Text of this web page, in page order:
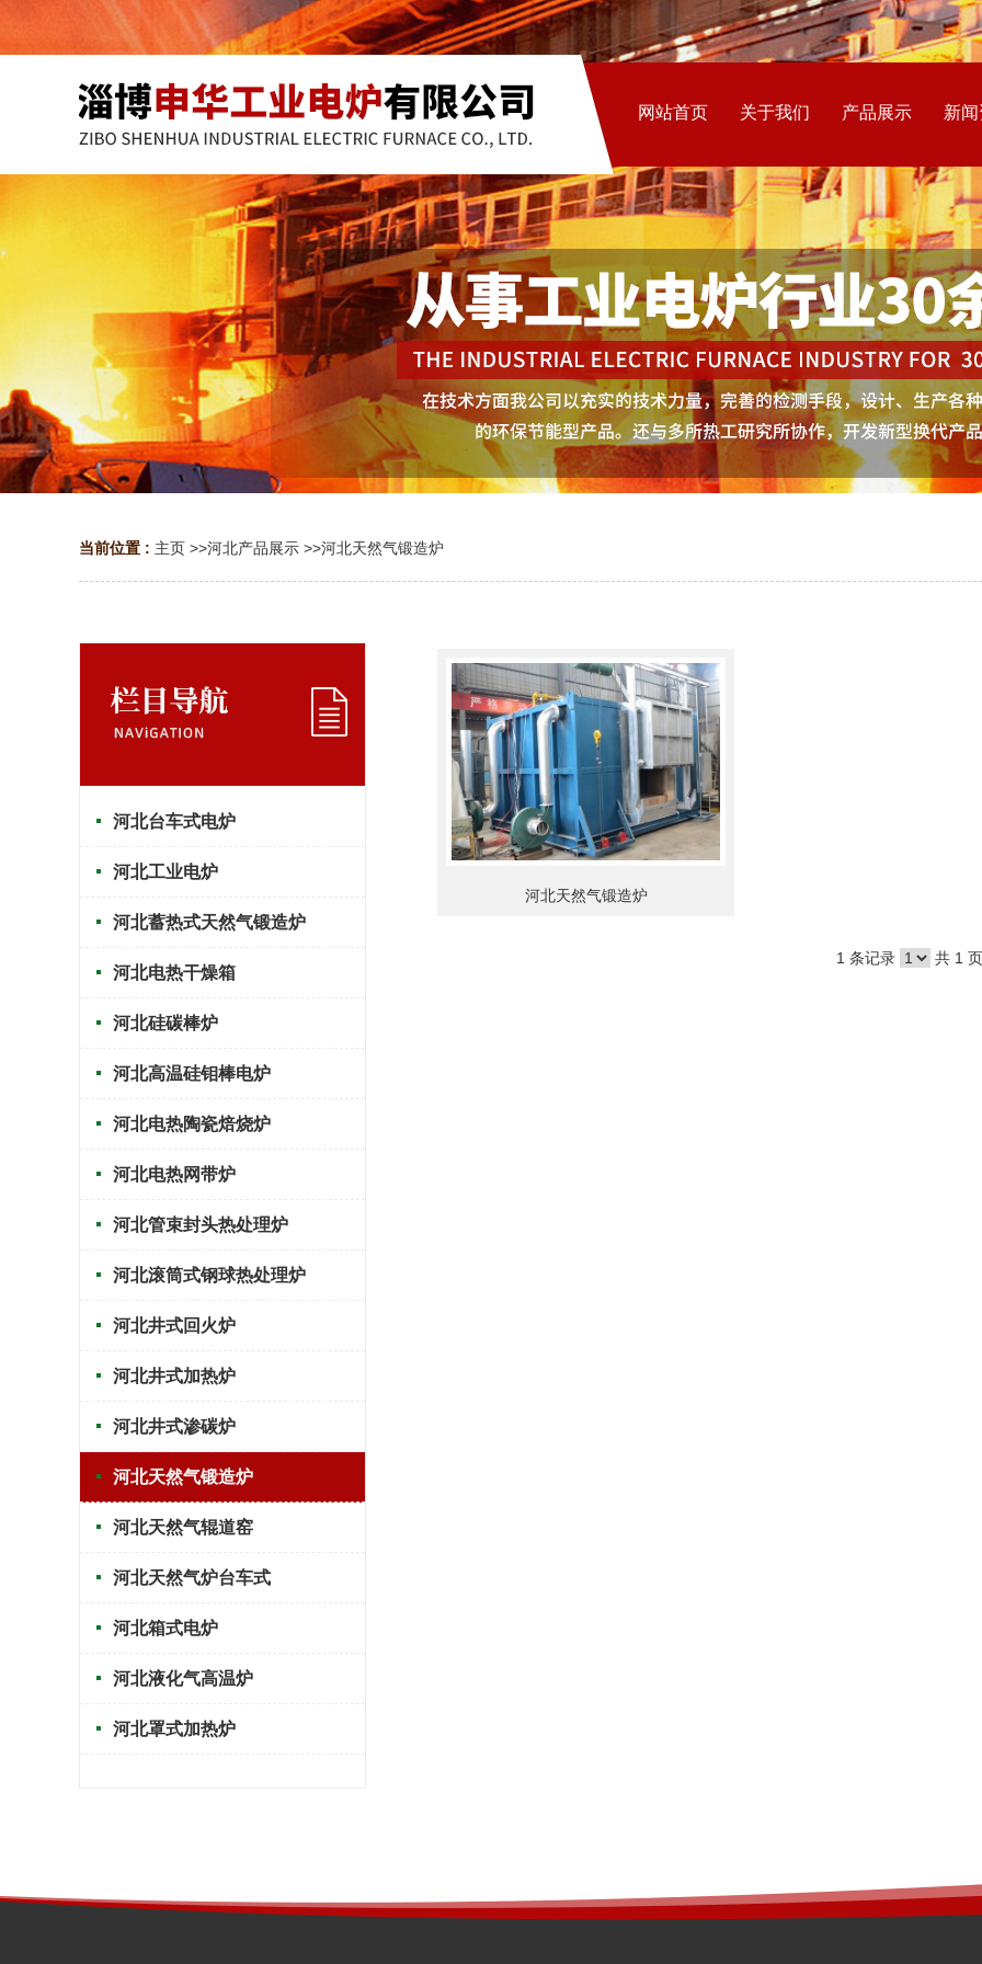
网站首页 关于我们 产品展示 新
当前位置 : 主页 >>河北产品展示 >>河北天然气锻造炉
河北台车式电炉
河北工业电炉
河北蓄热式天然气锻造炉
河北电热干燥箱
河北硅碳棒炉
河北高温硅钼棒电炉
河北电热陶瓷焙烧炉
河北电热网带炉
河北管束封头热处理炉
河北滚筒式钢球热处理炉
河北井式回火炉
河北井式加热炉
河北井式渗碳炉
河北天然气锻造炉
河北天然气辊道窑
河北天然气炉台车式
河北箱式电炉
河北液化气高温炉
河北罩式加热炉
河北天然气锻造炉
1 条记录 共 1 页